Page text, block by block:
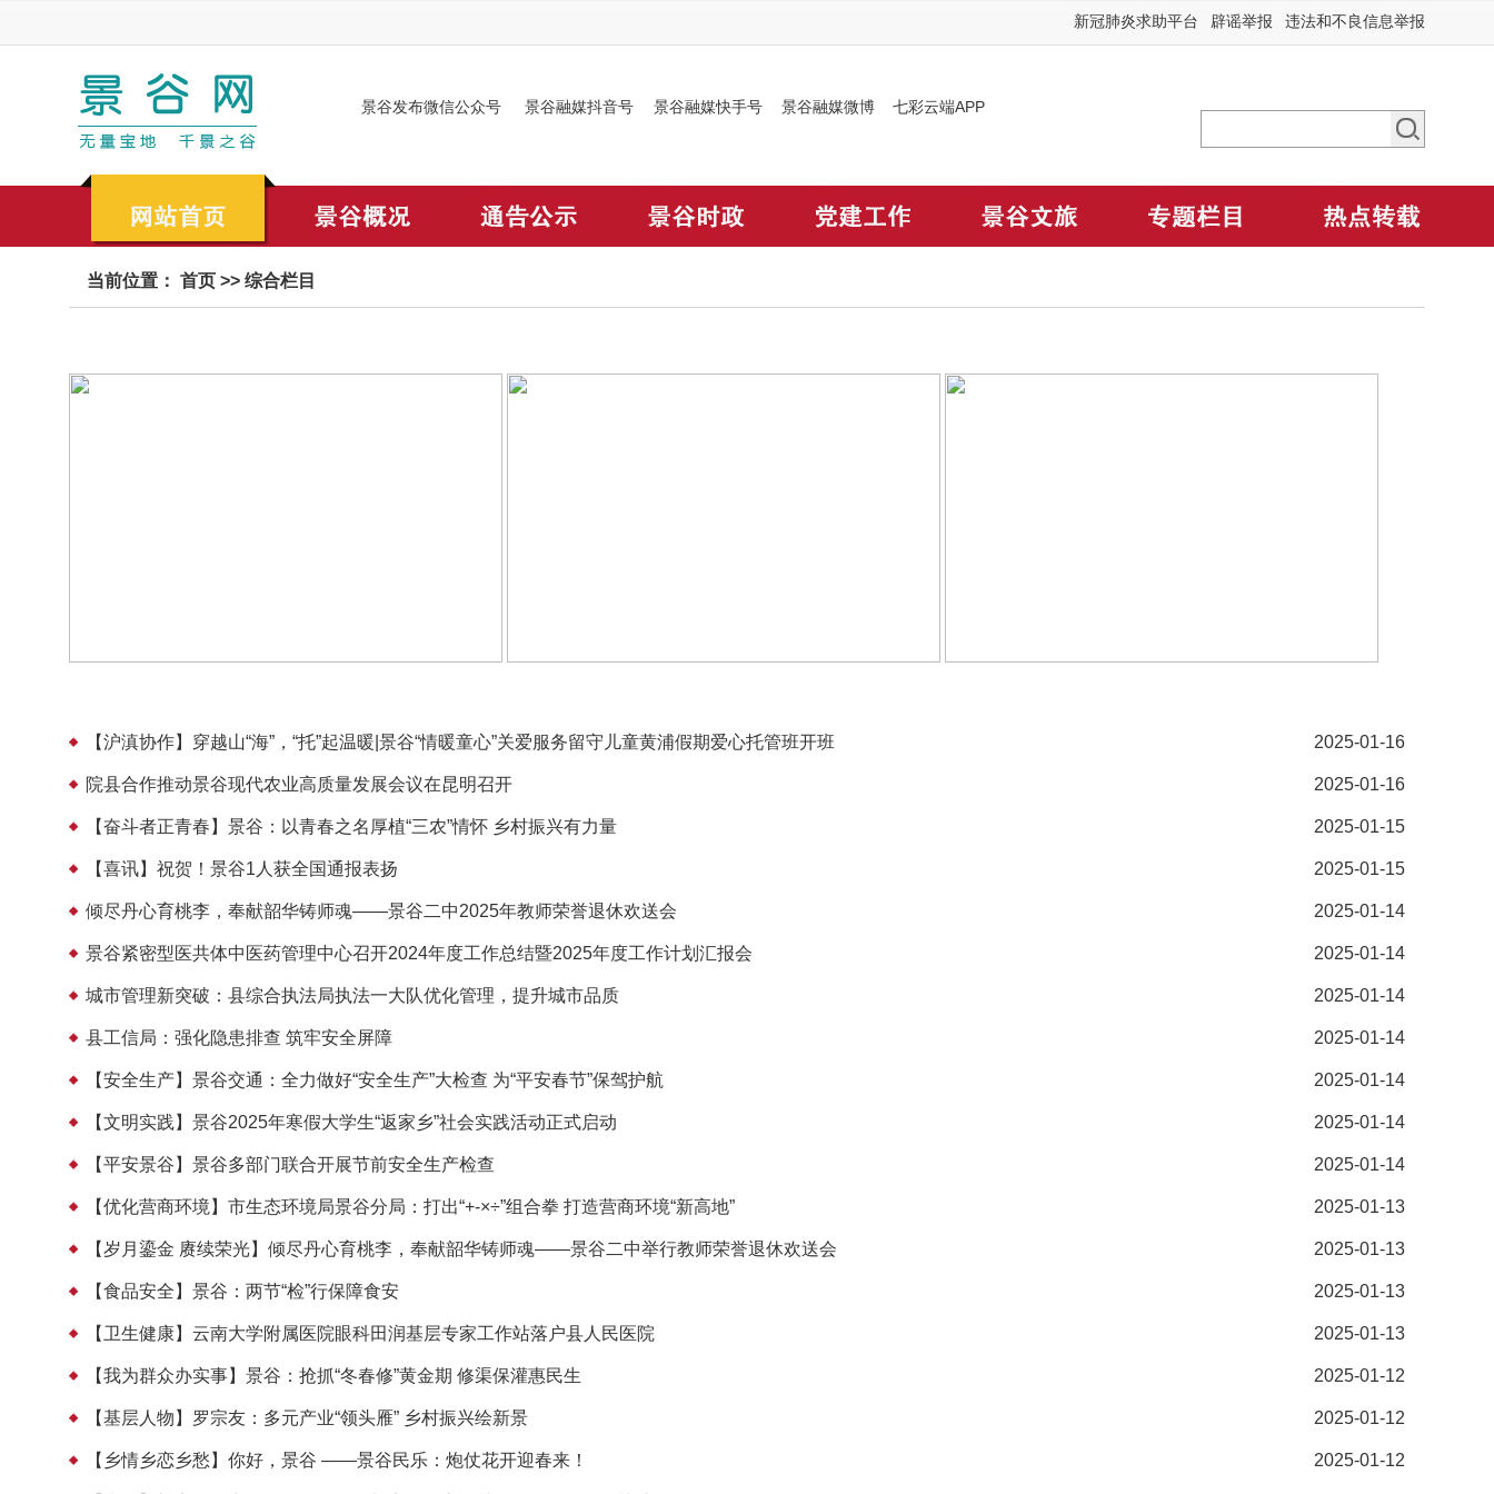
新冠肺炎求助平台 辟谣举报 违法和不良信息举报
景谷发布微信公众号 景谷融媒抖音号 景谷融媒快手号 景谷融媒微博 七彩云端APP
当前位置： 首页 >> 综合栏目
【沪滇协作】穿越山“海”，“托”起温暖|景谷“情暖童心”关爱服务留守儿童黄浦假期爱心托管班开班 2025-01-16
院县合作推动景谷现代农业高质量发展会议在昆明召开 2025-01-16
【奋斗者正青春】景谷：以青春之名厚植“三农”情怀 乡村振兴有力量 2025-01-15
【喜讯】祝贺！景谷1人获全国通报表扬 2025-01-15
倾尽丹心育桃李，奉献韶华铸师魂——景谷二中2025年教师荣誉退休欢送会 2025-01-14
景谷紧密型医共体中医药管理中心召开2024年度工作总结暨2025年度工作计划汇报会 2025-01-14
城市管理新突破：县综合执法局执法一大队优化管理，提升城市品质 2025-01-14
县工信局：强化隐患排查 筑牢安全屏障 2025-01-14
【安全生产】景谷交通：全力做好“安全生产”大检查 为“平安春节”保驾护航 2025-01-14
【文明实践】景谷2025年寒假大学生“返家乡”社会实践活动正式启动 2025-01-14
【平安景谷】景谷多部门联合开展节前安全生产检查 2025-01-14
【优化营商环境】市生态环境局景谷分局：打出“+-×÷”组合拳 打造营商环境“新高地” 2025-01-13
【岁月鎏金 赓续荣光】倾尽丹心育桃李，奉献韶华铸师魂——景谷二中举行教师荣誉退休欢送会 2025-01-13
【食品安全】景谷：两节“检”行保障食安 2025-01-13
【卫生健康】云南大学附属医院眼科田润基层专家工作站落户县人民医院 2025-01-13
【我为群众办实事】景谷：抢抓“冬春修”黄金期 修渠保灌惠民生 2025-01-12
【基层人物】罗宗友：多元产业“领头雁” 乡村振兴绘新景 2025-01-12
【乡情乡恋乡愁】你好，景谷 ——景谷民乐：炮仗花开迎春来！ 2025-01-12